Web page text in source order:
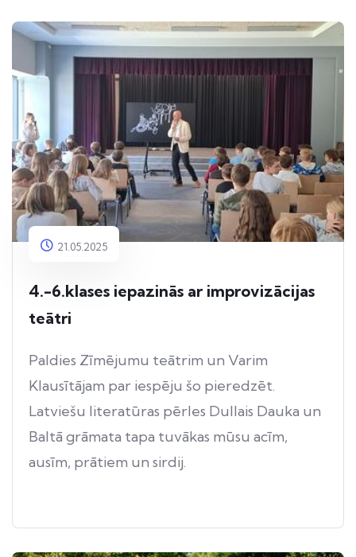
21.05.2025
4.-6.klases iepazinās ar improvizācijas
teātri
Paldies Zīmējumu teātrim un Varim
Klausītājam par iespēju šo pieredzēt.
Latviešu literatūras pērles Dullais Dauka un
Baltā grāmata tapa tuvākas mūsu acīm,
ausīm, prātiem un sirdij.